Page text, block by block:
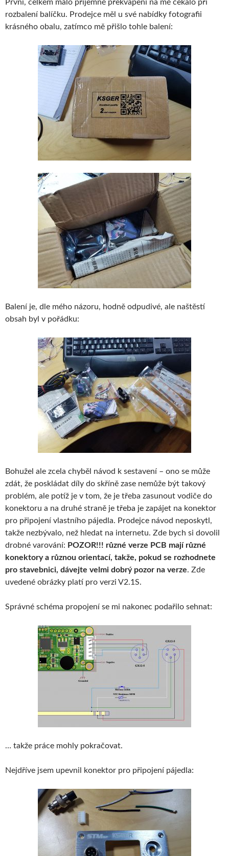
První, celkem málo příjemné překvapení na mě čekalo při
rozbalení balíčku. Prodejce měl u své nabídky fotografii
krásného obalu, zatímco mě přišlo tohle balení:
Balení je, dle mého názoru, hodně odpudivé, ale naštěstí
obsah byl v pořádku:
Bohužel ale zcela chyběl návod k sestavení – ono se může
zdát, že poskládat díly do skříně zase nemůže být takový
problém, ale potíž je v tom, že je třeba zasunout vodiče do
konektoru a na druhé straně je třeba je zapájet na konektor
pro připojení vlastního pájedla. Prodejce návod neposkytl,
takže nezbývalo, než hledat na internetu. Zde bych si dovolil
drobné varování: POZOR!!! různé verze PCB mají různé
konektory a různou orientací, takže, pokud se rozhodnete
pro stavebnici, dávejte velmi dobrý pozor na verze. Zde
uvedené obrázky platí pro verzi V2.1S.
Správné schéma propojení se mi nakonec podařilo sehnat:
… takže práce mohly pokračovat.
Nejdříve jsem upevnil konektor pro připojení pájedla: